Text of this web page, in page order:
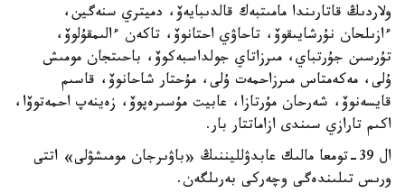
ولاردىڭ قاتارىندا مامىتبەك قالدىبايەۆ، دميتري سنەگين،
ءازىلحان نۇرشايىقوۆ، تاحاۋي احتانوۆ، تاكەن ءالىمقۇلوۆ،
تۇرسىن جۇرتباي، مىرزاتاي جولداسبەكوۆ، باحىتجان مومىش
ۇلى، مەكەمتاس مىرزاحمەت ۇلى، مۇحتار شاحانوۆ، قاسىم
قايسەنوۆ، شەرحان مۇرتازا، عابيت مۇسىرەپوۆ، زەينەپ احمەتوۆا،
اكىم تارازي سىندى ازاماتتار بار.
ال 39-تومعا مالىك عابدۋلليننىڭ «باۋىرجان مومىشۋلى» اتتى
ورىس تىلىندەگى وچەركى بەرىلگەن.